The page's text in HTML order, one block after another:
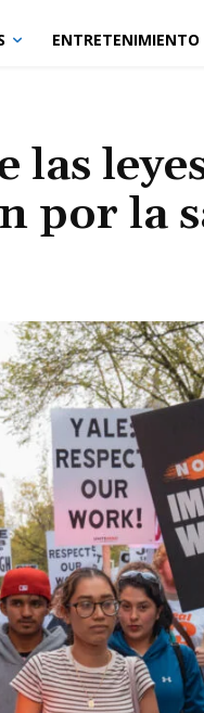
ENTRETENIMIENTO
las
por la